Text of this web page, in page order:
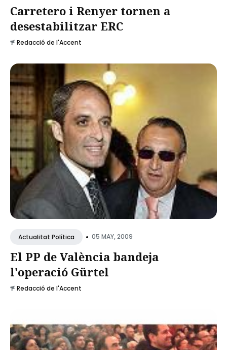
Carretero i Renyer tornen a
desestabilitzar ERC
Redacció de l'Accent
Actualitat Política • 05 MAY, 2009
El PP de València bandeja
l'operació Gürtel
Redacció de l'Accent